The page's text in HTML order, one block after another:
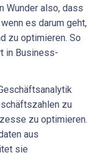
Wunder also, dass
es darum geht,
zu optimieren. So
in Business-
zu
zu optimieren.
aus
sie